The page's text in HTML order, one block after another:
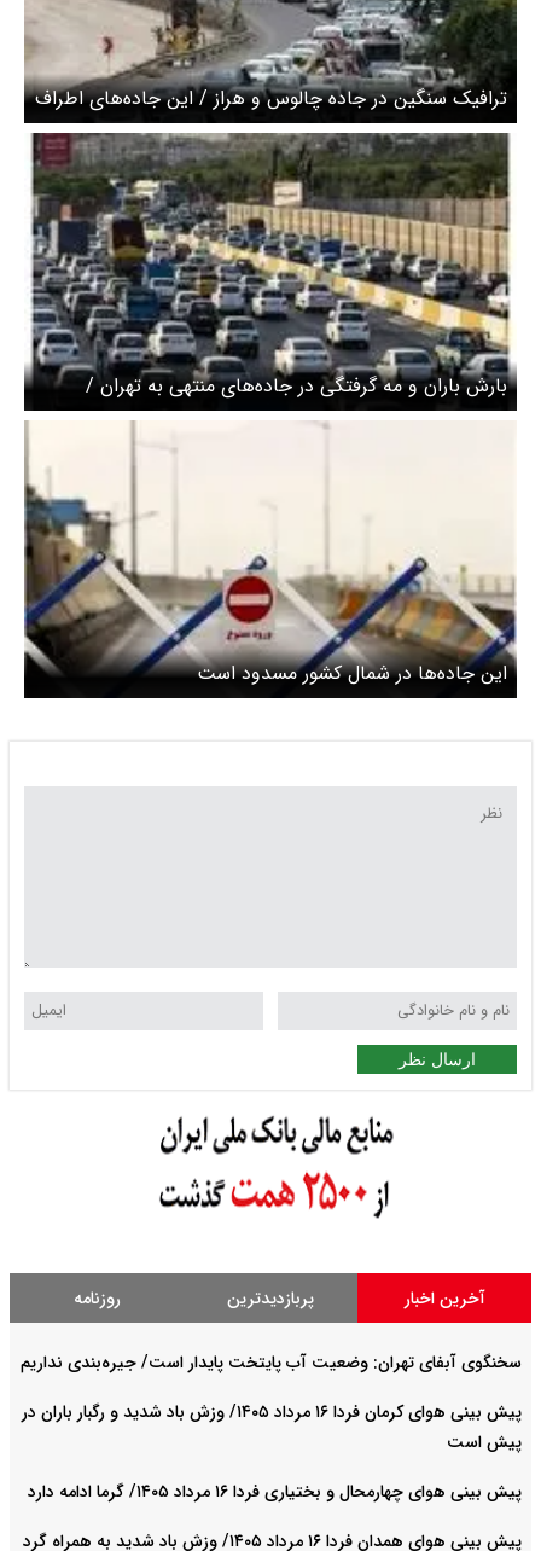
ترافیک سنگین در جاده چالوس و هراز / این جاده‌های اطراف
تهران مسدود است
بارش باران و مه گرفتگی در جاده‌های منتهی به تهران /
ترافیک جاده‌های شمالی سنگین است
این جاده‌ها در شمال کشور مسدود است
ارسال نظر
آخرین اخبار پربازدیدترین روزنامه
سخنگوی آبفای تهران: وضعیت آب پایتخت پایدار است/ جیره‌بندی نداریم
پیش بینی هوای کرمان فردا ۱۶ مرداد ۱۴۰۵/ وزش باد شدید و رگبار باران در
پیش است
پیش بینی هوای چهارمحال و بختیاری فردا ۱۶ مرداد ۱۴۰۵/ گرما ادامه دارد
پیش بینی هوای همدان فردا ۱۶ مرداد ۱۴۰۵/ وزش باد شدید به همراه گرد